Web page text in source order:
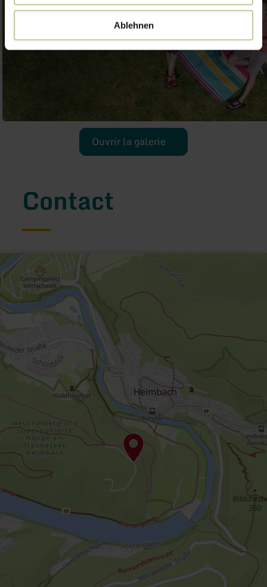
Ablehnen
Ouvrir la galerie
Contact